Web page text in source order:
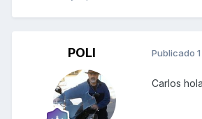
POLI Publicado
Carlos